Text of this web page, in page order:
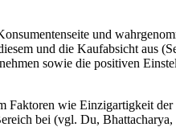
und
und die Kaufabsicht aus
sowie die positiven
Faktoren wie Einzigartigkeit
bei (vgl. Du, Bhattacharya,